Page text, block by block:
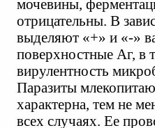
мочевины,
отрицательны. В
выделяют «+» и «-»
поверхностные Аг, в
вирулентность
Паразиты
характерна, тем не
всех случаях. Ее